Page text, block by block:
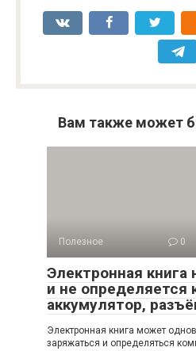
Вам также может
Полезное 0
Электронная книга
и не определяется
аккумулятор,
Электронная книга может
заряжаться и определяться